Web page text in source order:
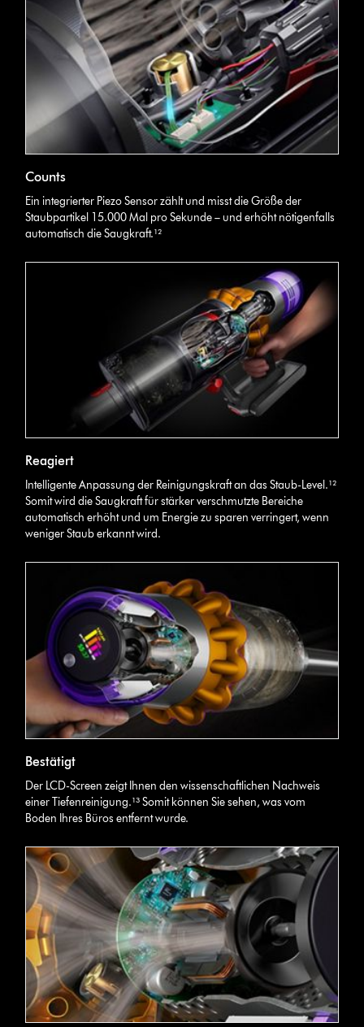
Counts
Ein integrierter Piezo Sensor zählt und misst die Größe der
Staubpartikel 15.000 Mal pro Sekunde – und erhöht nötigenfalls
automatisch die Saugkraft.¹²
Reagiert
Intelligente Anpassung der Reinigungskraft an das Staub-Level.¹²
Somit wird die Saugkraft für stärker verschmutzte Bereiche
automatisch erhöht und um Energie zu sparen verringert, wenn
weniger Staub erkannt wird.
Bestätigt
Der LCD-Screen zeigt Ihnen den wissenschaftlichen Nachweis
einer Tiefenreinigung.¹³ Somit können Sie sehen, was vom
Boden Ihres Büros entfernt wurde.